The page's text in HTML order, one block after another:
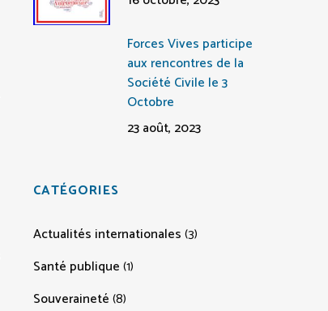
Forces Vives participe
aux rencontres de la
Société Civile le 3
Octobre
23 août, 2023
CATÉGORIES
Actualités internationales(3)
Santé publique(1)
Souveraineté(8)